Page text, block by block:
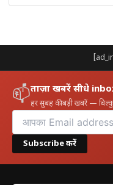
3. मौसम अपडेट कहां से
📫ताज़ा खबरें सीधे
हर सुबह की बड़ी खबरें —
Subscribe करें